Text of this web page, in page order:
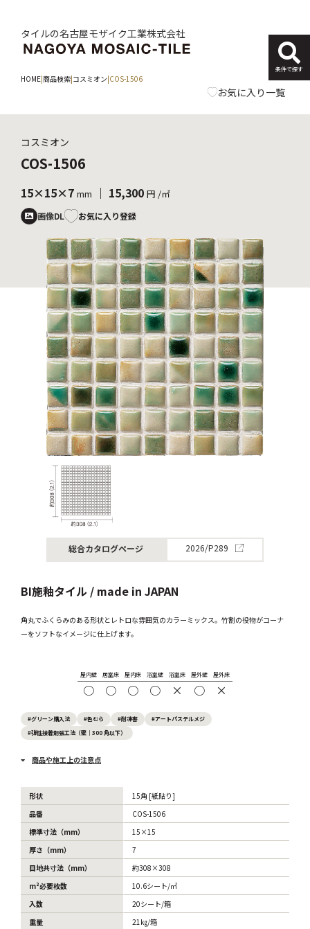
タイルの名古屋モザイク工業株式会社
HOME|商品検索|コスミオン|COS-1506
お気に入り一覧
コスミオン
COS-1506
15×15×7 mm ｜ 15,300 円 /㎡
画像DL お気に入り登録
総合カタログページ 2026/P289
BI施釉タイル / made in JAPAN
角丸でふくらみのある形状とレトロな雰囲気のカラーミックス。竹割の役物がコーナ
ーをソフトなイメージに仕上げます。
屋内壁
○
居室床
○
屋内床
○
浴室壁
○
浴室床
×
屋外壁
○
屋外床
×
#グリーン購入法 #色むら #耐凍害
#アートパステルメジ
#弾性接着剤張工法（壁｜300 角以下）
商品や施工上の注意点
形状
品番
標準寸法（mm）
厚さ（mm）
目地共寸法（mm）
m²必要枚数
入数
重量
15角 [紙貼り]
COS-1506
15×15
7
約308×308
10.6シート/㎡
20シート/箱
21㎏/箱
条件で探す